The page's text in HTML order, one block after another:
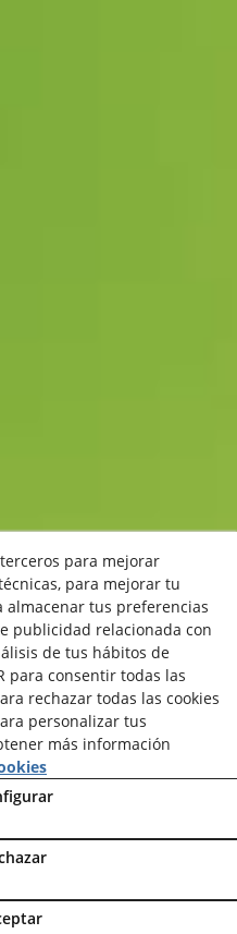
para mejorar
para mejorar tu
almacenar tus preferencias
publicidad relacionada con
de tus hábitos de
para consentir todas las
rechazar todas las cookies
personalizar tus
más información